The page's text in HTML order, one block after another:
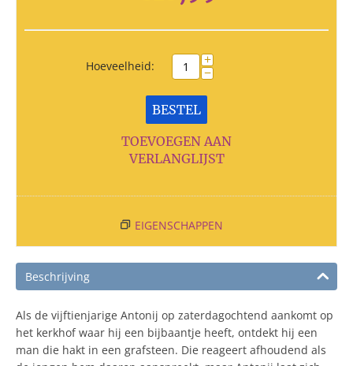
Hoeveelheid: +
−
BESTEL
TOEVOEGEN AAN
VERLANGLIJST
EIGENSCHAPPEN
Beschrijving
Als de vijftienjarige Antonij op zaterdagochtend aankomt op
het kerkhof waar hij een bijbaantje heeft, ontdekt hij een
man die hakt in een grafsteen. Die reageert afhoudend als